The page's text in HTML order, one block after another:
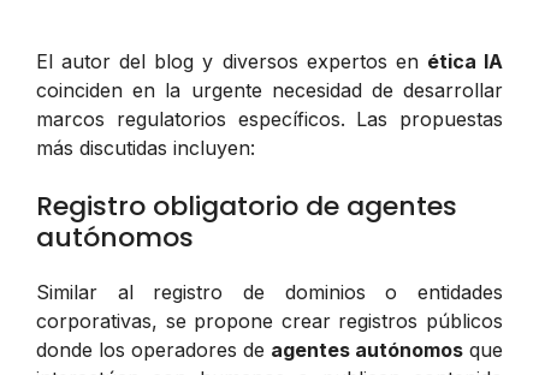
El autor del blog y diversos expertos en ética IA
coinciden en la urgente necesidad de desarrollar
marcos regulatorios específicos. Las propuestas
más discutidas incluyen:
Registro obligatorio de agentes
autónomos
Similar al registro de dominios o entidades
corporativas, se propone crear registros públicos
donde los operadores de agentes autónomos que